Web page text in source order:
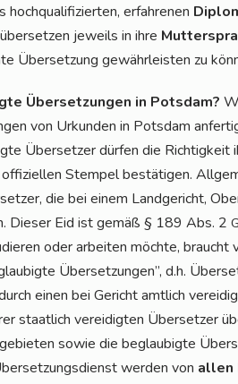
hoch­qua­li­fi­zier­ten, erfah­re­nen
jeweils in ihre
Über­set­zung gewähr­leis­ten zu
Über­set­zun­gen in Pots­dam?
von Urkun­den in Pots­dam
Über­set­zer dür­fen die Rich­tig­keit
Stem­pel bestä­ti­gen.
die bei einem Land­ge­richt,
Die­ser Eid ist gemäß § 189 Abs. 2
oder arbei­ten möch­te, braucht
Über­set­zun­gen”, d.h.
einen bei Gericht amt­lich
staat­lich ver­ei­dig­ten Über­set­zer
sowie die beglau­big­te
wer­den von